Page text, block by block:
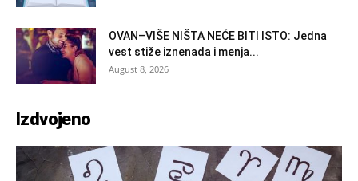
OVAN–VIŠE NIŠTA NEĆE BITI ISTO: Jedna
vest stiže iznenada i menja...
August 8, 2026
Izdvojeno